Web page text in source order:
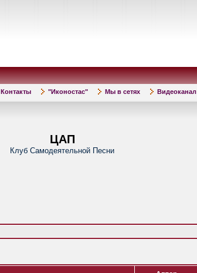
Контакты "Иконостас" Мы в сетях Видеоканал
ЦАП
Клуб Самодеятельной Песни